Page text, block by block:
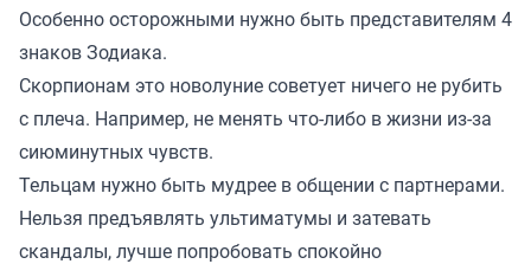
Особенно осторожными нужно быть представителям 4
знаков Зодиака.
Скорпионам это новолуние советует ничего не рубить
с плеча. Например, не менять что-либо в жизни из-за
сиюминутных чувств.
Тельцам нужно быть мудрее в общении с партнерами.
Нельзя предъявлять ультиматумы и затевать
скандалы, лучше попробовать спокойно